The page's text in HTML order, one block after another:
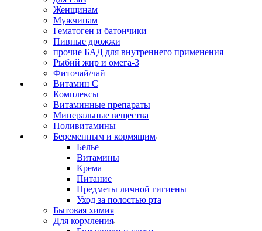
Женщинам
Мужчинам
Гематоген и батончики
Пивные дрожжи
прочие БАД для внутреннего применения
Рыбий жир и омега-3
Фиточай/чай
Витамин С
Комплексы
Витаминные препараты
Минеральные вещества
Поливитамины
Беременным и кормящим
Белье
Витамины
Крема
Питание
Предметы личной гигиены
Уход за полостью рта
Бытовая химия
Для кормления